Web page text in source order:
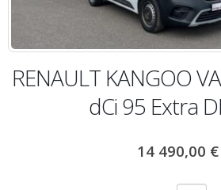
RENAULT KANGOO
dCi 95 Extra
14 490,00 €